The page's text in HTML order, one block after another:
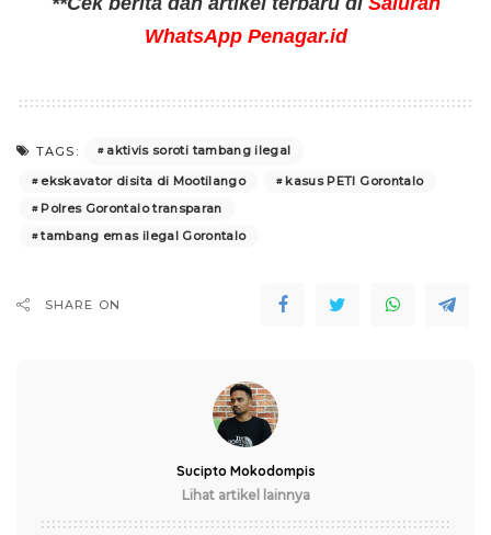
WhatsApp Penagar.id
TAGS:
aktivis soroti tambang ilegal
ekskavator disita di Mootilango
kasus PETI Gorontalo
Polres Gorontalo transparan
tambang emas ilegal Gorontalo
SHARE ON
Sucipto Mokodompis
Lihat artikel lainnya